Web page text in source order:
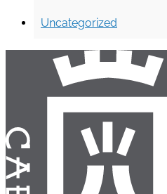
Uncategorized